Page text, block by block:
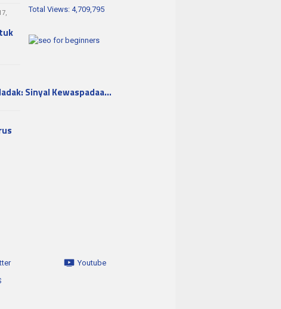
Sinyal Kewaspadaa…
Total Views: 4,709,795
Youtube